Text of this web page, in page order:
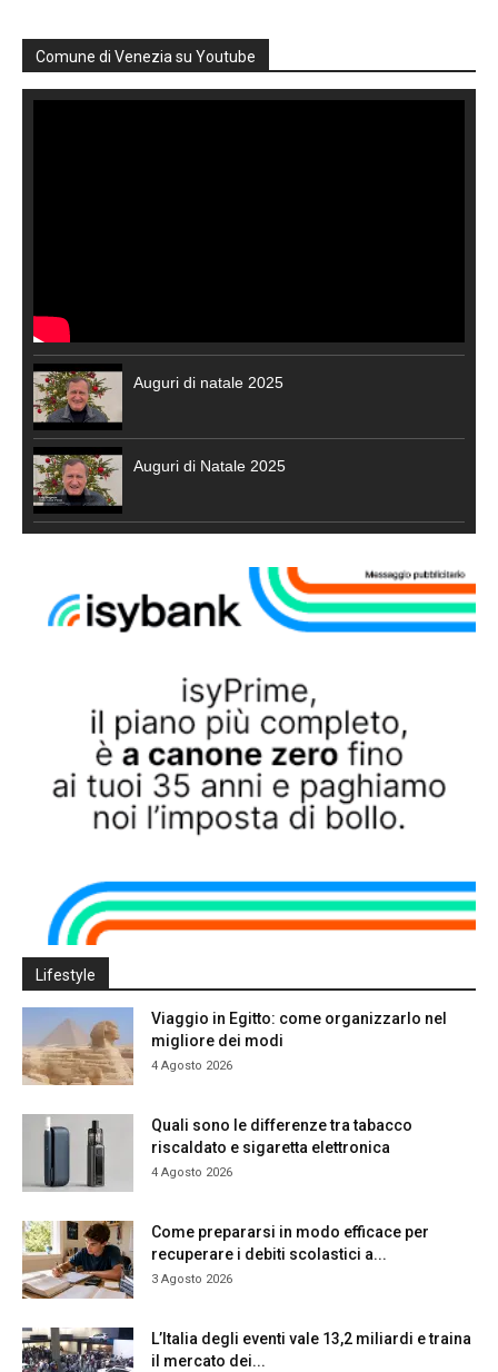
Comune di Venezia su Youtube
Auguri di natale 2025
Auguri di Natale 2025
Lifestyle
Viaggio in Egitto: come organizzarlo nel
migliore dei modi
4 Agosto 2026
Quali sono le differenze tra tabacco
riscaldato e sigaretta elettronica
4 Agosto 2026
Come prepararsi in modo efficace per
recuperare i debiti scolastici a...
3 Agosto 2026
L’Italia degli eventi vale 13,2 miliardi e traina
il mercato dei...